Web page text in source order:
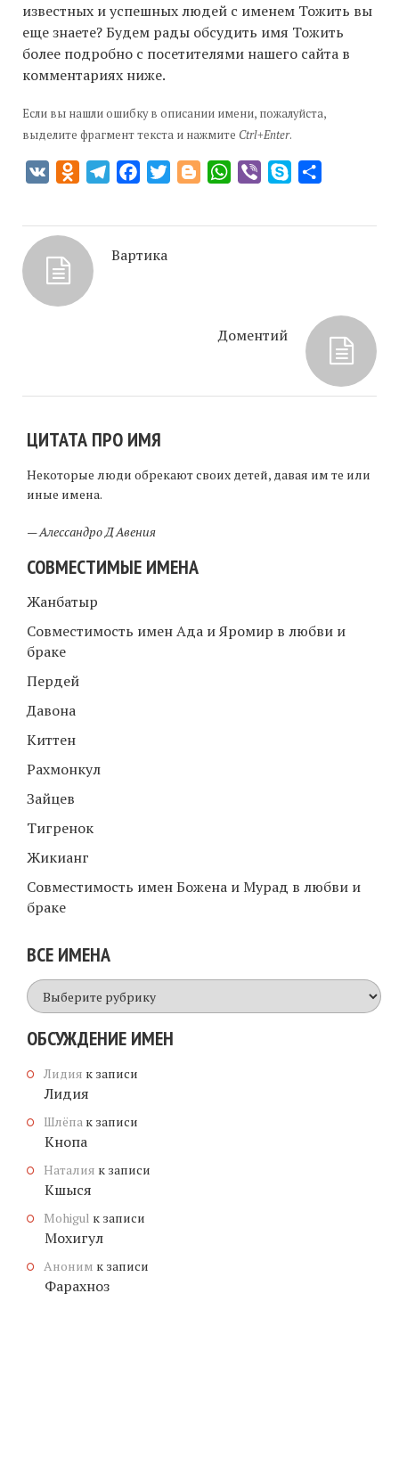
известных и успешных людей с именем Тожить вы
еще знаете? Будем рады обсудить имя Тожить
более подробно с посетителями нашего сайта в
комментариях ниже.
Если вы нашли ошибку в описании имени, пожалуйста,
выделите фрагмент текста и нажмите Ctrl+Enter.
VK Odnoklassniki
TelegramFacebookTwitterBloggerWhatsApp
Viber Skype
Вартика
Доментий
ЦИТАТА ПРО ИМЯ
Некоторые люди обрекают своих детей, давая им те или
иные имена.
—Алессандро Д Авения
СОВМЕСТИМЫЕ ИМЕНА
Жанбатыр
Совместимость имен Ада и Яромир в любви и
браке
Пердей
Давона
Киттен
Рахмонкул
Зайцев
Тигренок
Жикианг
Совместимость имен Божена и Мурад в любви и
браке
ВСЕ ИМЕНА
Все
имена
ОБСУЖДЕНИЕ ИМЕН
Лидия к записи
Лидия
Шлёпа к записи
Кнопа
Наталия к записи
Кшыся
Mohigul к записи
Мохигул
Аноним к записи
Фарахноз